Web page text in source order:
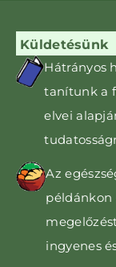
Küldetésünk
Hátrányos
tanítunk a
elvei
Az
példánkon
ingyenes